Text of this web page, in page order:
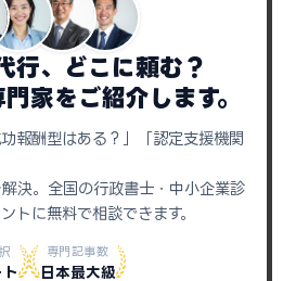
行、どこに頼む？
家をご紹介します。
報酬型はある？」「認定支援機関
決。全国の行政書士・中小企業診
トに無料で相談できます。
ト
専門記事数
日本最大級